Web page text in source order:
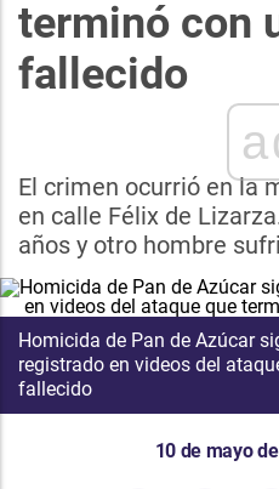
terminó con
fallecido
El crimen ocurrió en la
en calle Félix de
años y otro hombre
Homicida de Pan de Azúcar
registrado en videos del
fallecido
10 de mayo